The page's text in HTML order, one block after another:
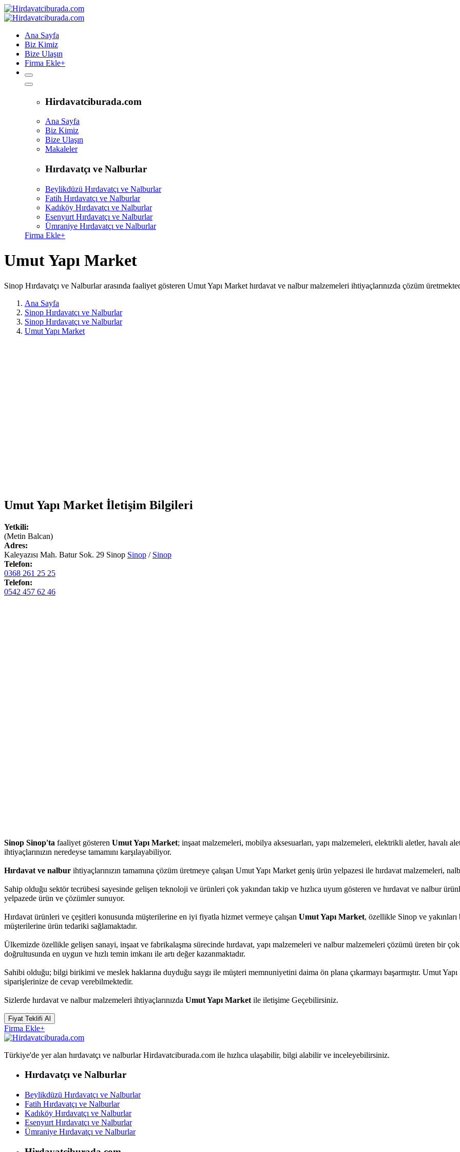
Ana Sayfa
Biz Kimiz
Bize Ulaşın
Firma Ekle+
Hirdavatciburada.com
Ana Sayfa
Biz Kimiz
Bize Ulaşın
Makaleler
Hırdavatçı ve Nalburlar
Beylikdüzü Hırdavatçı ve Nalburlar
Fatih Hırdavatçı ve Nalburlar
Kadıköy Hırdavatçı ve Nalburlar
Esenyurt Hırdavatçı ve Nalburlar
Ümraniye Hırdavatçı ve Nalburlar
Firma Ekle+
Umut Yapı Market
Sinop Hırdavatçı ve Nalburlar arasında faaliyet gösteren Umut Yapı Market hırdavat ve nalbur malzemeleri ihtiyaçlarınızda çözüm
Ana Sayfa
Sinop Hırdavatçı ve Nalburlar
Sinop Hırdavatçı ve Nalburlar
Umut Yapı Market
Umut Yapı Market İletişim Bilgileri
Yetkili:
(Metin Balcan)
Adres:
Kaleyazısı Mah. Batur Sok. 29 Sinop Sinop / Sinop
Telefon:
0368 261 25 25
Telefon:
0542 457 62 46
Sinop Sinop'ta faaliyet gösteren Umut Yapı Market; inşaat malzemeleri, mobilya aksesuarları, yapı malzemeleri, elektrikli aletler, havalı
ihtiyaçlarınızın neredeyse tamamını karşılayabiliyor.
Hırdavat ve nalbur ihtiyaçlarınızın tamamına çözüm üretmeye çalışan Umut Yapı Market geniş ürün yelpazesi ile hırdavat malzemeleri,
Sahip olduğu sektör tecrübesi sayesinde gelişen teknoloji ve ürünleri çok yakından takip ve hızlıca uyum gösteren ve hırdavat ve nalbur
yelpazede ürün ve çözümler sunuyor.
Hırdavat ürünleri ve çeşitleri konusunda müşterilerine en iyi fiyatla hizmet vermeye çalışan Umut Yapı Market, özellikle Sinop ve
müşterilerine ürün tedariki sağlamaktadır.
Ülkemizde özellikle gelişen sanayi, inşaat ve fabrikalaşma sürecinde hırdavat, yapı malzemeleri ve nalbur malzemeleri çözümü üreten bir
doğrultusunda en uygun ve hızlı temin imkanı ile artı değer kazanmaktadır.
Sahibi olduğu; bilgi birikimi ve meslek haklarına duyduğu saygı ile müşteri memnuniyetini daima ön plana çıkarmayı başarmıştır. Umut
siparişlerinize de cevap verebilmektedir.
Sizlerde hırdavat ve nalbur malzemeleri ihtiyaçlarınızda Umut Yapı Market ile iletişime Geçebilirsiniz.
Fiyat Teklifi Al
Firma Ekle+
Türkiye'de yer alan hırdavatçı ve nalburlar Hirdavatciburada.com ile hızlıca ulaşabilir, bilgi alabilir ve inceleyebilirsiniz.
Hırdavatçı ve Nalburlar
Beylikdüzü Hırdavatçı ve Nalburlar
Fatih Hırdavatçı ve Nalburlar
Kadıköy Hırdavatçı ve Nalburlar
Esenyurt Hırdavatçı ve Nalburlar
Ümraniye Hırdavatçı ve Nalburlar